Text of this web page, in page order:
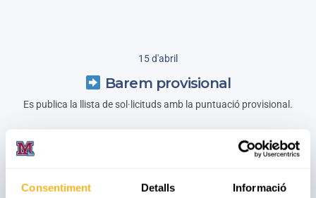
Consentiment Detalls Informació
15 d'abril
Barem provisional
Es publica la llista de sol·licituds amb la puntuació provisional.
15 al 20 d'abril